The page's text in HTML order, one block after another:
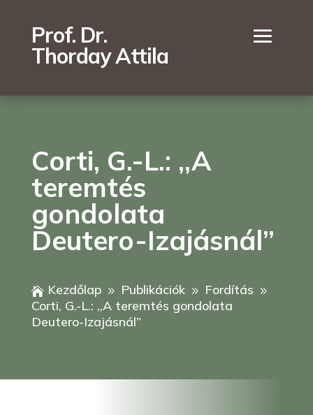
Prof. Dr.
Thorday Attila
Corti, G.-L.: ,,A
teremtés
gondolata
Deutero-Izajásnál”
 Kezdőlap 9 Publikációk 9 Fordítás 9
Corti, G.-L.: ,,A teremtés gondolata
Deutero-Izajásnál”